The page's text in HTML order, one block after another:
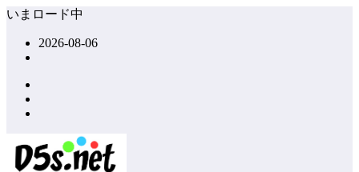
コ
ッ
プ
いまロード中
2026-08-06